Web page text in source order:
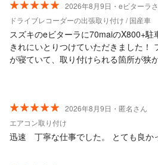
2026年8月9日・eビターラ
ドライブレコーダーの出張取り付け / 国産車
スズキのeビターラに70maiのX800+駐
きれにいとりつけていただきました！
が寝ていて、取り付けられる箇所が狭
け位置を確認していただき、綺麗に
ても素敵で施工後の説明もわかりやす
リー管理も教えていただけました。 友人にもぜひ紹介したいな、
と思えるクオリティで文句なく星5で
2026年8月9日・匿名さん
エアコン取り付け
迅速 丁寧な仕事でした。 とても良か